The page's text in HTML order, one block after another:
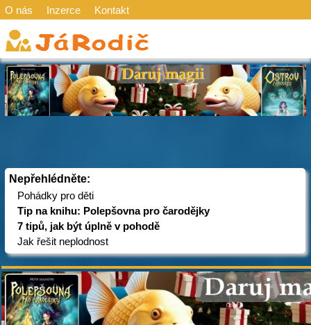
O nás Inzerce Kontakt
Nepřehlédněte:
Pohádky pro děti
Tip na knihu: Polepšovna pro čarodějky
7 tipů, jak být úplně v pohodě
Jak řešit neplodnost